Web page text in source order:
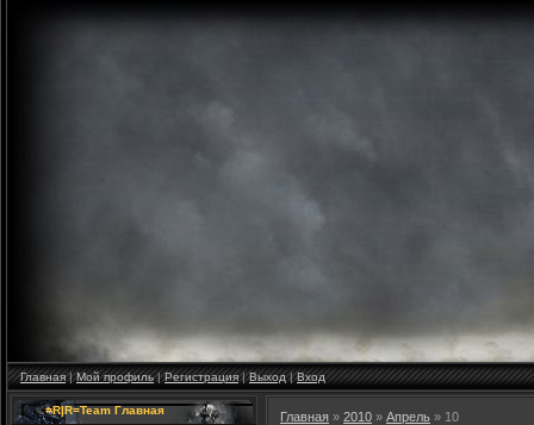
Главная|Мой профиль|Регистрация|Выход|Вход
=R|R=Team Главная Главная » 2010 » Апрель » 10